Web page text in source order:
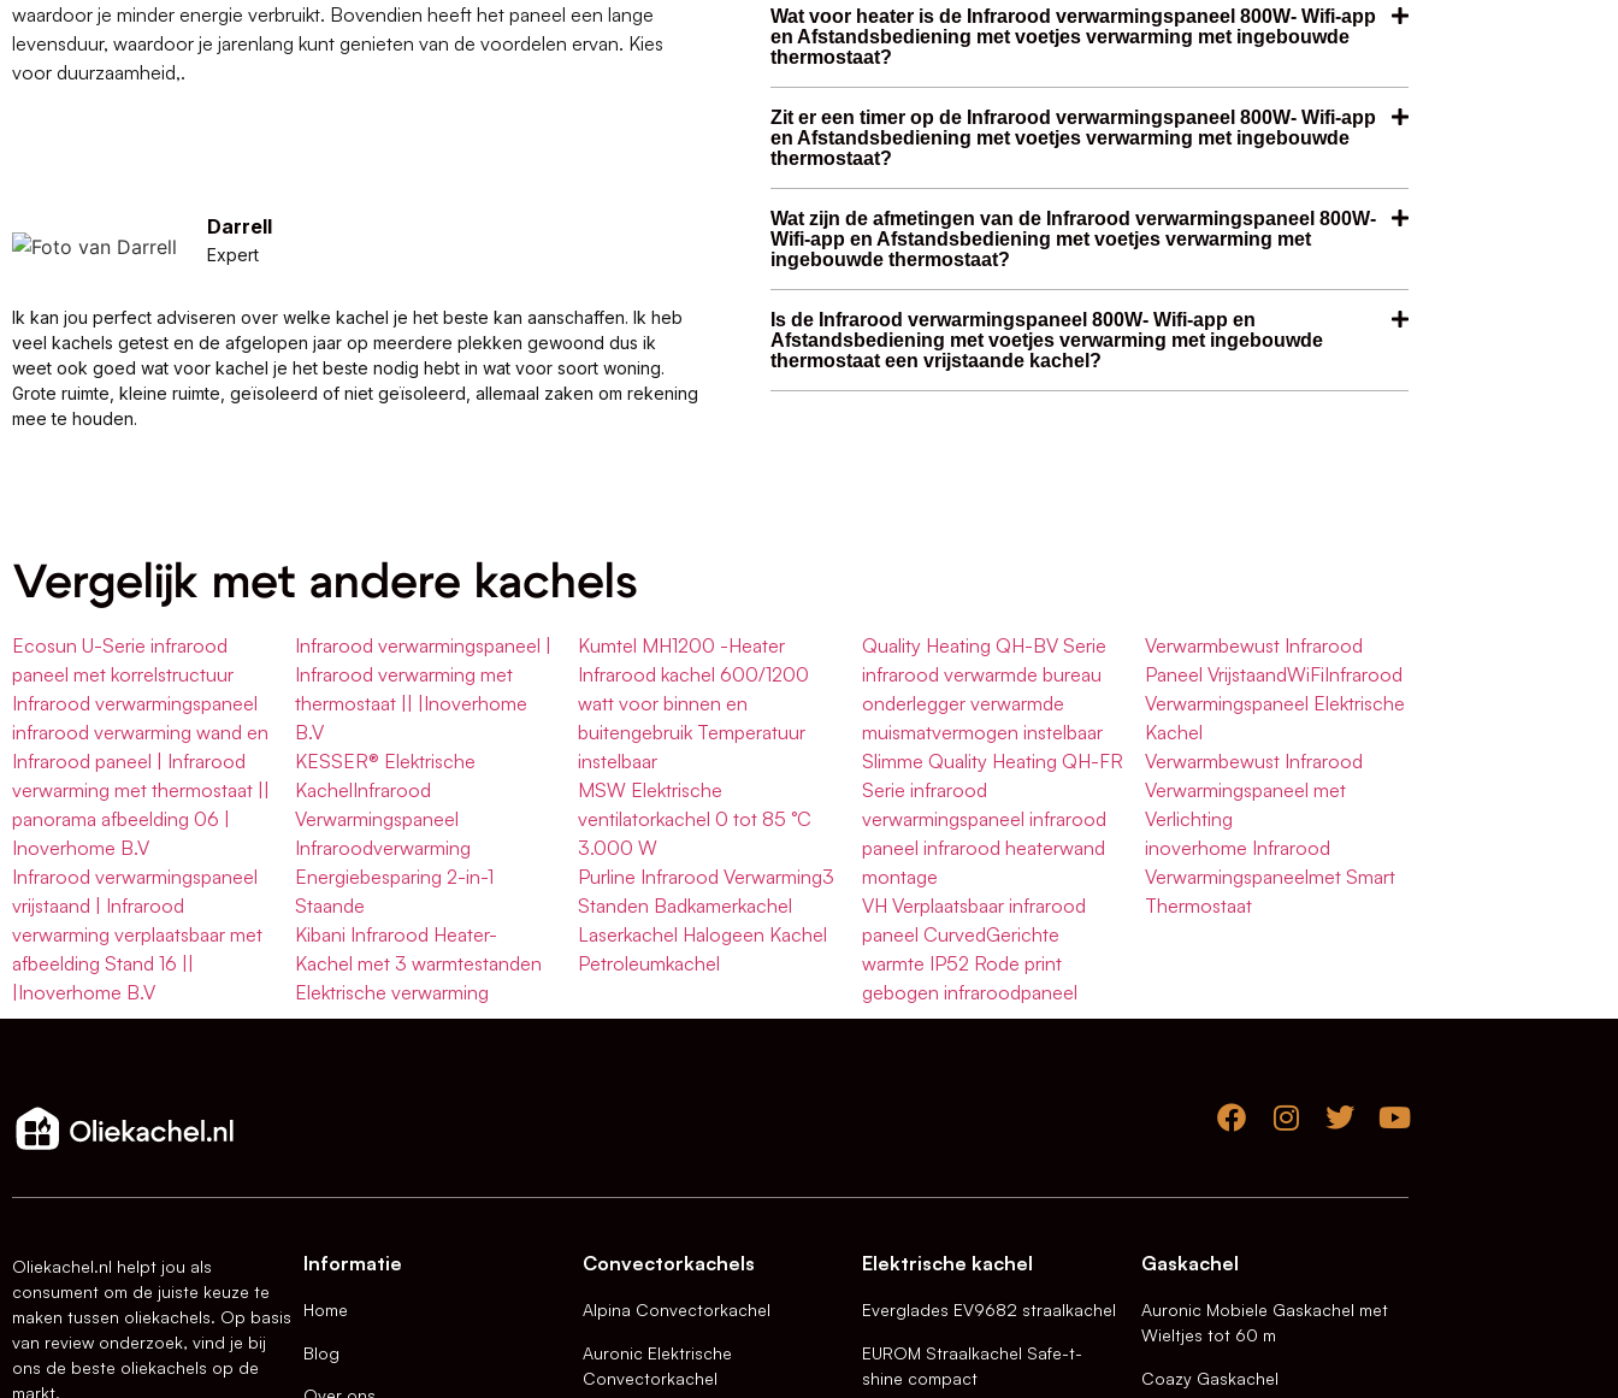
waardoor je minder energie verbruikt. Bovendien heeft het paneel een lange
levensduur, waardoor je jarenlang kunt genieten van de voordelen ervan. Kies
voor duurzaamheid,.
Darrell
Expert
Ik kan jou perfect adviseren over welke kachel je het beste kan aanschaffen. Ik heb
veel kachels getest en de afgelopen jaar op meerdere plekken gewoond dus ik
weet ook goed wat voor kachel je het beste nodig hebt in wat voor soort woning.
Grote ruimte, kleine ruimte, geïsoleerd of niet geïsoleerd, allemaal zaken om rekening
mee te houden.
Wat voor heater is de Infrarood verwarmingspaneel 800W- Wifi-app
en Afstandsbediening met voetjes verwarming met ingebouwde
thermostaat?
Zit er een timer op de Infrarood verwarmingspaneel 800W- Wifi-app
en Afstandsbediening met voetjes verwarming met ingebouwde
thermostaat?
Wat zijn de afmetingen van de Infrarood verwarmingspaneel 800W-
Wifi-app en Afstandsbediening met voetjes verwarming met
ingebouwde thermostaat?
Is de Infrarood verwarmingspaneel 800W- Wifi-app en
Afstandsbediening met voetjes verwarming met ingebouwde
thermostaat een vrijstaande kachel?
Vergelijk met andere kachels
Ecosun U-Serie infrarood
paneel met korrelstructuur
Infrarood verwarmingspaneel
infrarood verwarming wand en
Infrarood paneel | Infrarood
verwarming met thermostaat ||
panorama afbeelding 06 |
Inoverhome B.V
Infrarood verwarmingspaneel
vrijstaand | Infrarood
verwarming verplaatsbaar met
afbeelding Stand 16 ||
|Inoverhome B.V
Infrarood verwarmingspaneel |
Infrarood verwarming met
thermostaat || |Inoverhome
B.V
KESSER® Elektrische
KachelInfrarood
Verwarmingspaneel
Infraroodverwarming
Energiebesparing 2-in-1
Staande
Kibani Infrarood Heater-
Kachel met 3 warmtestanden
Elektrische verwarming
Kumtel MH1200 -Heater
Infrarood kachel 600/1200
watt voor binnen en
buitengebruik Temperatuur
instelbaar
MSW Elektrische
ventilatorkachel 0 tot 85 °C
3.000 W
Purline Infrarood Verwarming3
Standen Badkamerkachel
Laserkachel Halogeen Kachel
Petroleumkachel
Quality Heating QH-BV Serie
infrarood verwarmde bureau
onderlegger verwarmde
muismatvermogen instelbaar
Slimme Quality Heating QH-FR
Serie infrarood
verwarmingspaneel infrarood
paneel infrarood heaterwand
montage
VH Verplaatsbaar infrarood
paneel CurvedGerichte
warmte IP52 Rode print
gebogen infraroodpaneel
Verwarmbewust Infrarood
Paneel VrijstaandWiFiInfrarood
Verwarmingspaneel Elektrische
Kachel
Verwarmbewust Infrarood
Verwarmingspaneel met
Verlichting
inoverhome Infrarood
Verwarmingspaneelmet Smart
Thermostaat
Oliekachel.nl helpt jou als
consument om de juiste keuze te
maken tussen oliekachels. Op basis
van review onderzoek, vind je bij
ons de beste oliekachels op de
markt.
Informatie
Home
Blog
Convectorkachels
Alpina Convectorkachel
Auronic Elektrische
Convectorkachel
Elektrische kachel
Everglades EV9682 straalkachel
EUROM Straalkachel Safe-t-
shine compact
Gaskachel
Auronic Mobiele Gaskachel met
Wieltjes tot 60 m
Coazy Gaskachel